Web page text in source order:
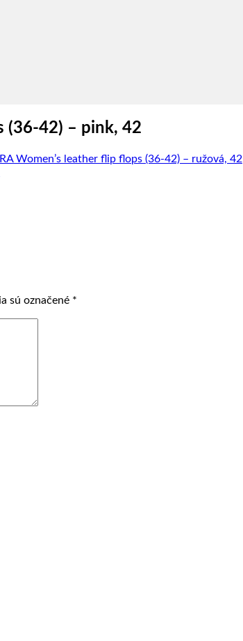
(36-42) – pink, 42
Women’s leather flip flops (36-42) – ružová, 42
sú označené *